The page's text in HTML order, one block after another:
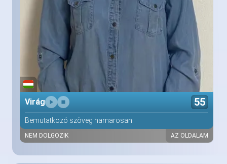
Virág 55
Bemutatkozó szöveg hamarosan
NEM DOLGOZIK AZ OLDALAM